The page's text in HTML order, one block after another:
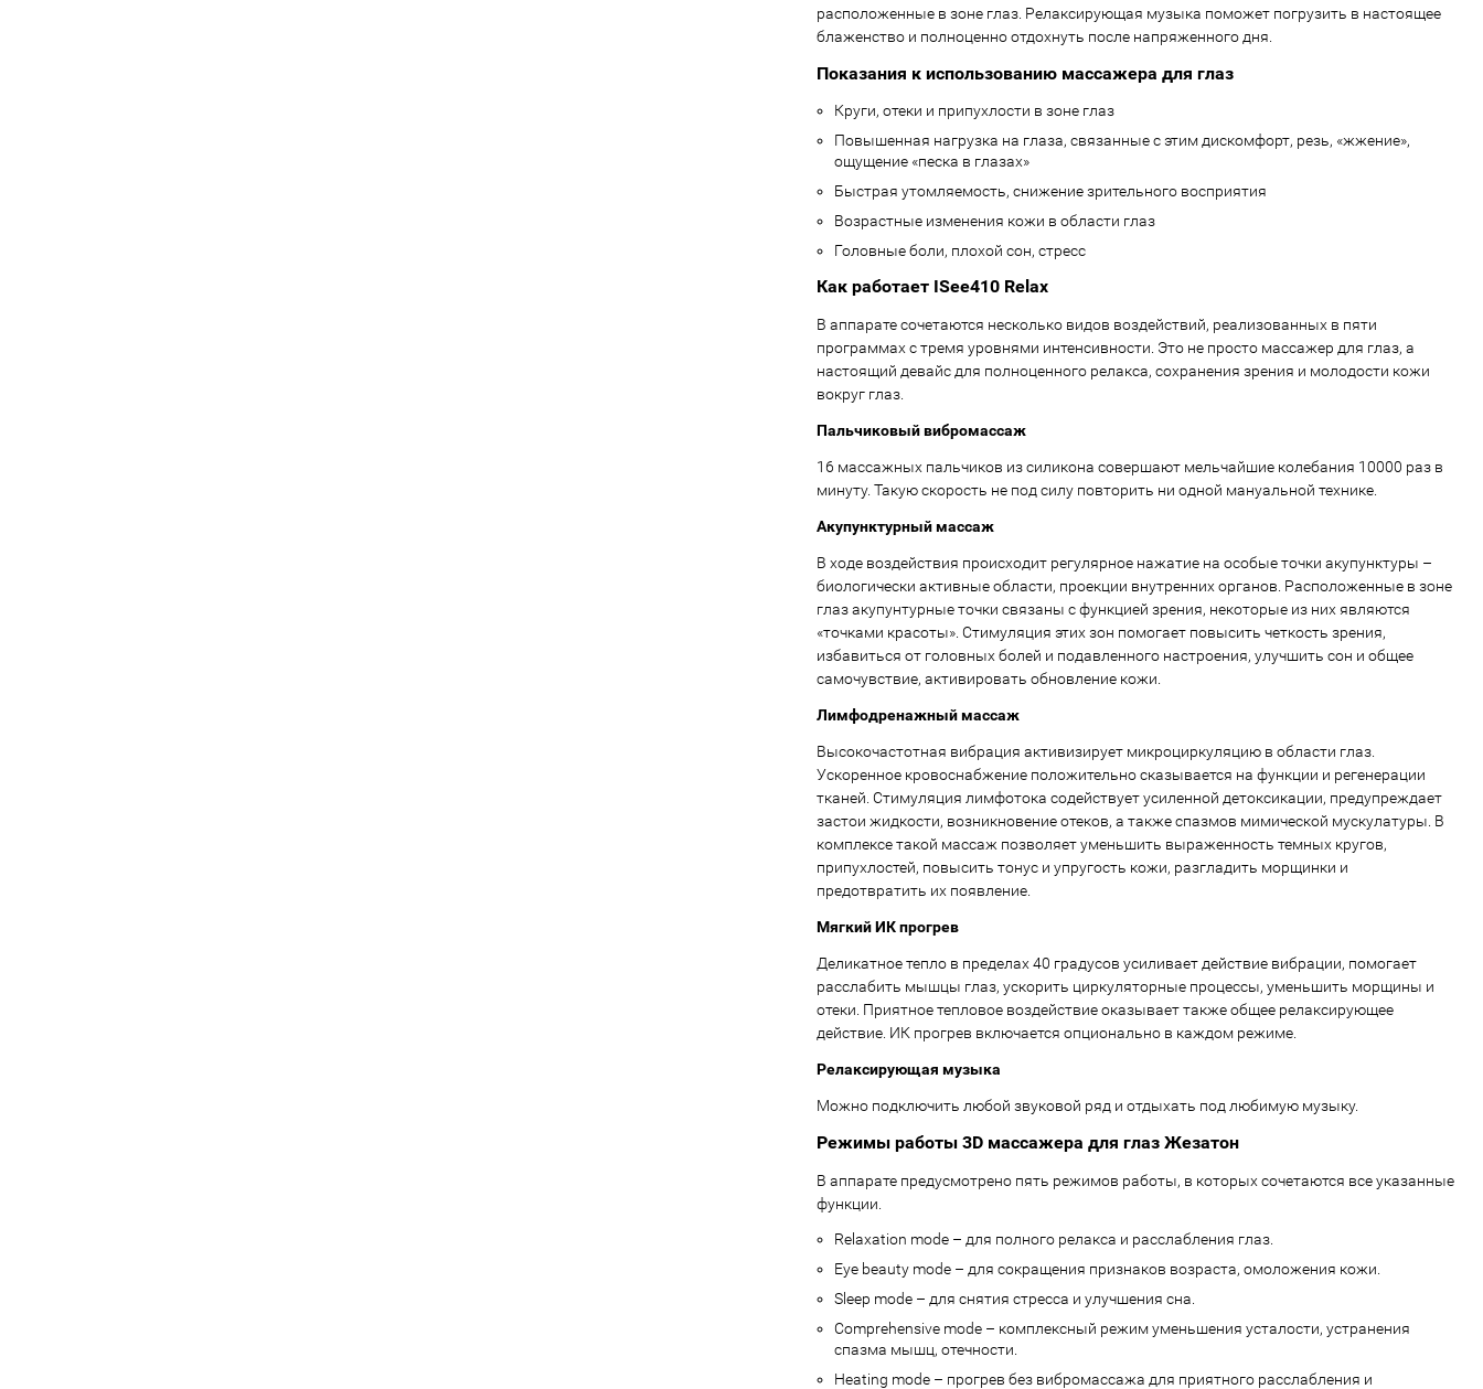
расположенные в зоне глаз. Релаксирующая музыка поможет погрузить в настоящее
блаженство и полноценно отдохнуть после напряженного дня.
Показания к использованию массажера для глаз
Круги, отеки и припухлости в зоне глаз
Повышенная нагрузка на глаза, связанные с этим дискомфорт, резь, «жжение»,
ощущение «песка в глазах»
Быстрая утомляемость, снижение зрительного восприятия
Возрастные изменения кожи в области глаз
Головные боли, плохой сон, стресс
Как работает ISee410 Relax
В аппарате сочетаются несколько видов воздействий, реализованных в пяти
программах с тремя уровнями интенсивности. Это не просто массажер для глаз, а
настоящий девайс для полноценного релакса, сохранения зрения и молодости кожи
вокруг глаз.
Пальчиковый вибромассаж
16 массажных пальчиков из силикона совершают мельчайшие колебания 10000 раз в
минуту. Такую скорость не под силу повторить ни одной мануальной технике.
Акупунктурный массаж
В ходе воздействия происходит регулярное нажатие на особые точки акупунктуры –
биологически активные области, проекции внутренних органов. Расположенные в зоне
глаз акупунтурные точки связаны с функцией зрения, некоторые из них являются
«точками красоты». Стимуляция этих зон помогает повысить четкость зрения,
избавиться от головных болей и подавленного настроения, улучшить сон и общее
самочувствие, активировать обновление кожи.
Лимфодренажный массаж
Высокочастотная вибрация активизирует микроциркуляцию в области глаз.
Ускоренное кровоснабжение положительно сказывается на функции и регенерации
тканей. Стимуляция лимфотока содействует усиленной детоксикации, предупреждает
застои жидкости, возникновение отеков, а также спазмов мимической мускулатуры. В
комплексе такой массаж позволяет уменьшить выраженность темных кругов,
припухлостей, повысить тонус и упругость кожи, разгладить морщинки и
предотвратить их появление.
Мягкий ИК прогрев
Деликатное тепло в пределах 40 градусов усиливает действие вибрации, помогает
расслабить мышцы глаз, ускорить циркуляторные процессы, уменьшить морщины и
отеки. Приятное тепловое воздействие оказывает также общее релаксирующее
действие. ИК прогрев включается опционально в каждом режиме.
Релаксирующая музыка
Можно подключить любой звуковой ряд и отдыхать под любимую музыку.
Режимы работы 3D массажера для глаз Жезатон
В аппарате предусмотрено пять режимов работы, в которых сочетаются все указанные
функции.
Relaxation mode – для полного релакса и расслабления глаз.
Eye beauty mode – для сокращения признаков возраста, омоложения кожи.
Sleep mode – для снятия стресса и улучшения сна.
Comprehensive mode – комплексный режим уменьшения усталости, устранения
спазма мышц, отечности.
Heating mode – прогрев без вибромассажа для приятного расслабления и